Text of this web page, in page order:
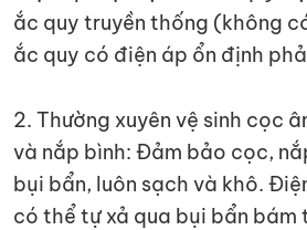
ắc quy truyền thống (không
ắc quy có điện áp ổn định
2. Thường xuyên vệ sinh cọc
và nắp bình: Đảm bảo cọc,
bụi bẩn, luôn sạch và khô.
có thể tự xả qua bụi bẩn bám